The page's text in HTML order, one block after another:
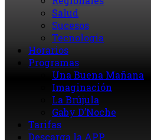
Salud
Sucesos
Tecnología
Horarios
Programas
Una Buena Mañana
Imaginación
La Brújula
Gaby D’Noche
Tarifas
Descarga la APP